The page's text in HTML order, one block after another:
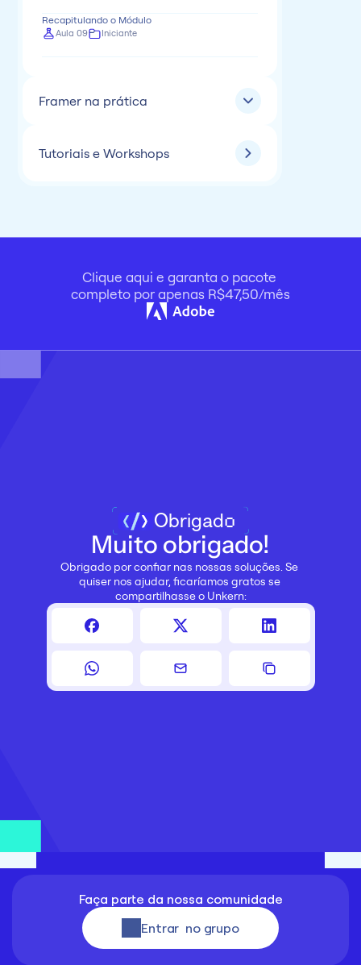
Recapitulando o Módulo
Aula 09 Iniciante
Framer na prática
Tutoriais e Workshops
Clique aqui e garanta o pacote
completo por apenas R$47,50/mês
Obrigado
Muito obrigado!
Obrigado por confiar nas nossas soluções. Se
quiser nos ajudar, ficaríamos gratos se
compartilhasse o Unkern:
Faça parte da nossa comunidade
Entrar  no grupo